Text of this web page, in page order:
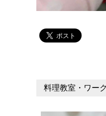
料理教室・ワー